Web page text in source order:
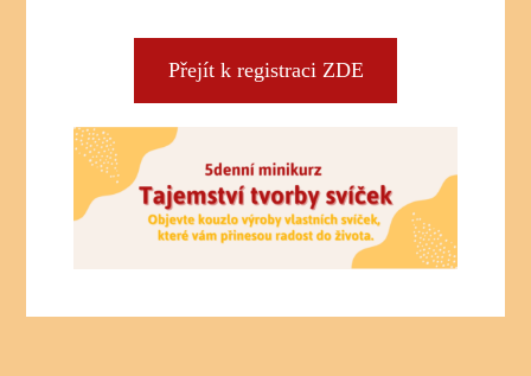
Přejít k registraci ZDE